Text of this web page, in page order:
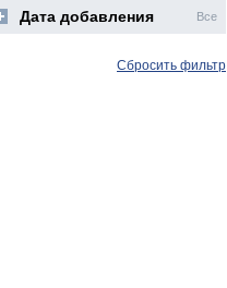
Дата добавления Все
Сбросить фильтр